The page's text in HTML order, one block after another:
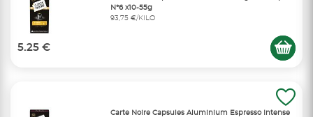
N°6 x10-55g
93,75 €/KILO
5.25 €
Carte Noire Capsules Aluminium Espresso Intense